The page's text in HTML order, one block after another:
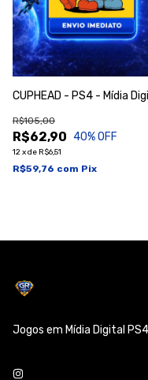
CUPHEAD - PS4 - Mídia
R$62,90
R$105,00
40% OFF
12xde R$6,51
R$59,76 com Pix
Jogos em Mídia Digital